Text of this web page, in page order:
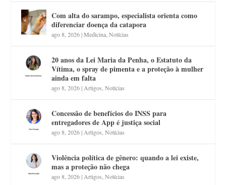
Com alta do sarampo, especialista orienta como
diferenciar doença da catapora
ago 8, 2026|Medicina ,Notícias
20 anos da Lei Maria da Penha, o Estatuto da
Vítima, o spray de pimenta e a proteção à mulher
ainda em falta
ago 8, 2026| Artigos ,Notícias
Concessão de benefícios do INSS para
entregadores de App é justiça social
ago 8, 2026| Artigos ,Notícias
Violência política de gênero: quando a lei existe,
mas a proteção não chega
ago 8, 2026| Artigos ,Notícias